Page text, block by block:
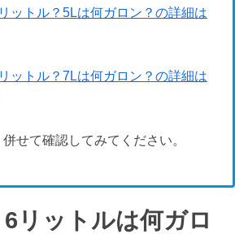
ットル？5Lは何ガロン？の詳細は
ットル？7Lは何ガロン？の詳細は
せて確認してみてください。
リットルは何ガロ